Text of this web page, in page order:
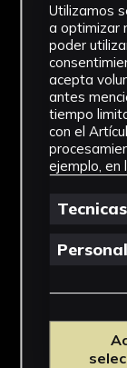
Utilizamos
a optimizar
poder
acepta
antes
tiempo
con el
ejemplo, en
Tecnicas